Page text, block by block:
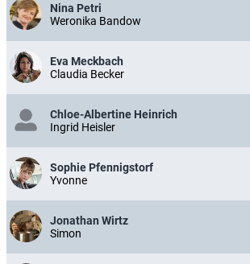
Nina Petri
Weronika Bandow
Eva Meckbach
Claudia Becker
Chloe-Albertine Heinrich
Ingrid Heisler
Sophie Pfennigstorf
Yvonne
Jonathan Wirtz
Simon